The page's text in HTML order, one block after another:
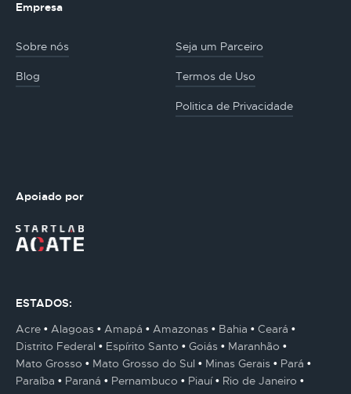
Empresa
Sobre nós Seja um Parceiro
Blog Termos de Uso
Politica de Privacidade
Apoiado por
ESTADOS:
Acre
Alagoas Amapá Amazonas Bahia
Ceará
Distrito Federal
Espírito Santo Goiás
Maranhão
Mato Grosso
Mato Grosso do Sul Minas Gerais
Pará
Paraíba
Paraná Pernambuco Piauí
Rio de Janeiro